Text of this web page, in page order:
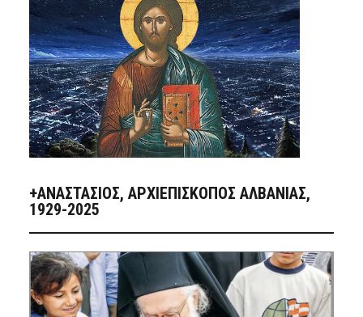
+ΑΝΑΣΤΆΣΙΟΣ, ΑΡΧΙΕΠΊΣΚΟΠΟΣ ΑΛΒΑΝΊΑΣ,
1929-2025